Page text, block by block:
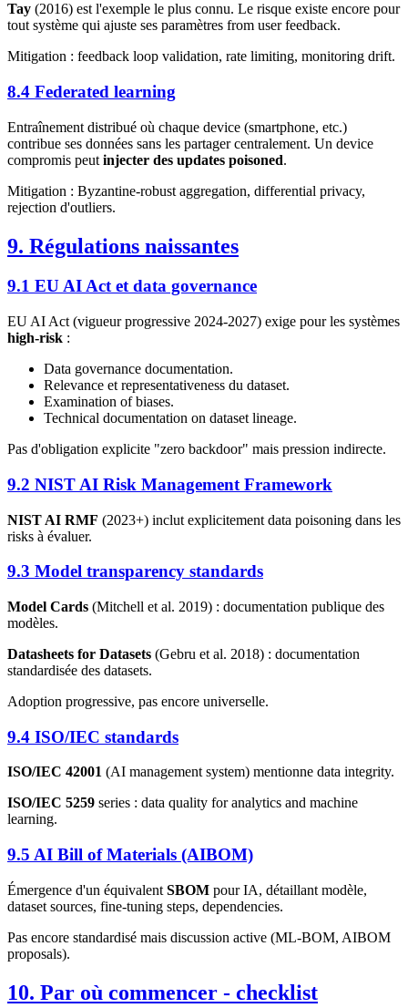
Tay (2016) est l'exemple le plus connu. Le risque existe encore pour
tout système qui ajuste ses paramètres from user feedback.
Mitigation : feedback loop validation, rate limiting, monitoring drift.
8.4 Federated learning
Entraînement distribué où chaque device (smartphone, etc.)
contribue ses données sans les partager centralement. Un device
compromis peut injecter des updates poisoned.
Mitigation : Byzantine-robust aggregation, differential privacy,
rejection d'outliers.
9. Régulations naissantes
9.1 EU AI Act et data governance
EU AI Act (vigueur progressive 2024-2027) exige pour les systèmes
high-risk :
Data governance documentation.
Relevance et representativeness du dataset.
Examination of biases.
Technical documentation on dataset lineage.
Pas d'obligation explicite "zero backdoor" mais pression indirecte.
9.2 NIST AI Risk Management Framework
NIST AI RMF (2023+) inclut explicitement data poisoning dans les
risks à évaluer.
9.3 Model transparency standards
Model Cards (Mitchell et al. 2019) : documentation publique des
modèles.
Datasheets for Datasets (Gebru et al. 2018) : documentation
standardisée des datasets.
Adoption progressive, pas encore universelle.
9.4 ISO/IEC standards
ISO/IEC 42001 (AI management system) mentionne data integrity.
ISO/IEC 5259 series : data quality for analytics and machine
learning.
9.5 AI Bill of Materials (AIBOM)
Émergence d'un équivalent SBOM pour IA, détaillant modèle,
dataset sources, fine-tuning steps, dependencies.
Pas encore standardisé mais discussion active (ML-BOM, AIBOM
proposals).
10. Par où commencer - checklist